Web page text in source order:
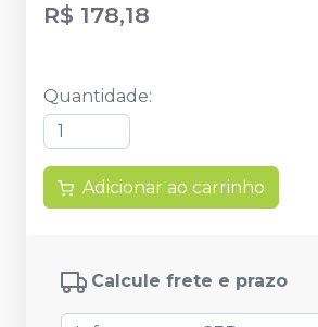
R$ 178,18
Quantidade:
Adicionar ao carrinho
Calcule frete e prazo